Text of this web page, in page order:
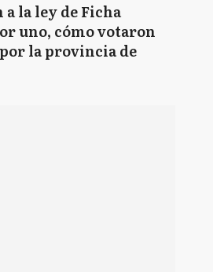
la ley de Ficha
uno, cómo votaron
la provincia de